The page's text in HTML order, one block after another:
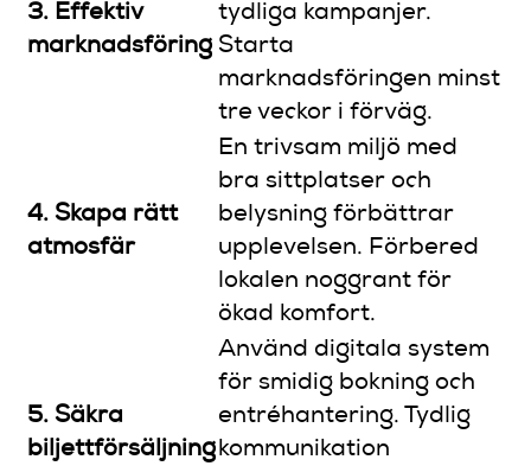
3. Effektiv
marknadsföring
tydliga kampanjer.
Starta
marknadsföringen minst
tre veckor i förväg.
4. Skapa rätt
atmosfär
En trivsam miljö med
bra sittplatser och
belysning förbättrar
upplevelsen. Förbered
lokalen noggrant för
ökad komfort.
5. Säkra
biljettförsäljning
Använd digitala system
för smidig bokning och
entréhantering. Tydlig
kommunikation